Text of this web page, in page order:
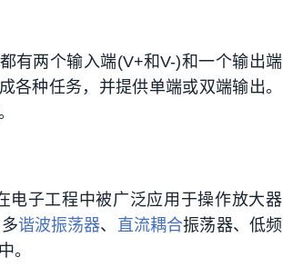
有两个输入端(V+和V-)和一个输出端
各种任务，并提供单端或双端输出。
电子工程中被广泛应用于操作放大器
谐波振荡器、 直流耦合振荡器、低频
。